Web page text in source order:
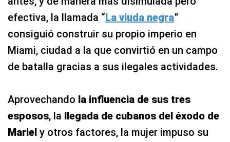
efectiva, la llamada “La viuda negra”
consiguió construir su propio imperio en
Miami, ciudad a la que convirtió en un campo
de batalla gracias a sus ilegales actividades.
Aprovechando la influencia de sus tres
esposos, la llegada de cubanos del éxodo de
Mariel y otros factores, la mujer impuso su